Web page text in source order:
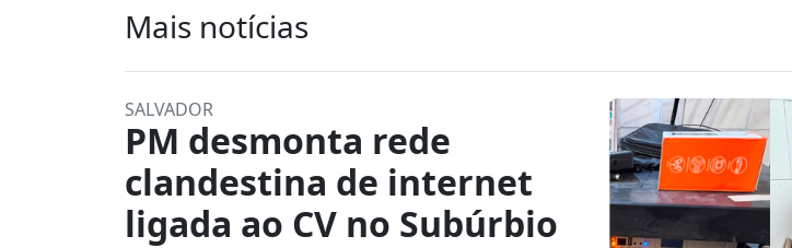
Mais notícias
SALVADOR
PM desmonta rede
clandestina de internet
ligada ao CV no Subúrbio